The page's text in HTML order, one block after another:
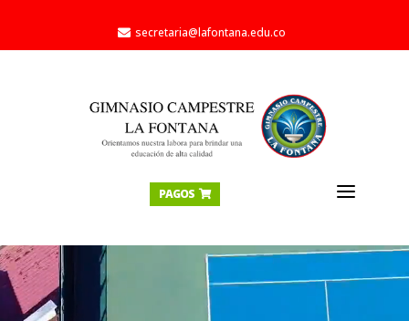
 secretaria@lafontana.edu.co
PAGOS  a
Reproductor
de
vídeo